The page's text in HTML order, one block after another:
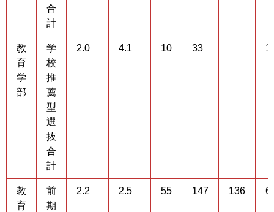
合
計
教
育
学
部
学
校
推
薦
型
選
抜
合
計
2.0 4.1 10 33
教
育
前
期
2.2 2.5 55 147 136